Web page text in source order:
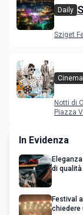
Daily
Sziget
Cinema
Notti di
Piazza
In Evidenza
di qualità
Festival
chiedere